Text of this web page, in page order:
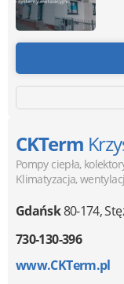
CKTerm
Pompy ciepła,
Klimatyzacja,
Gdańsk80-174,
730-130-396
www.CKTerm.pl